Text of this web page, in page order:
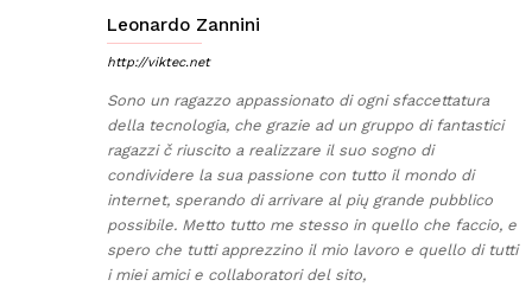
Leonardo Zannini
http://viktec.net
Sono un ragazzo appassionato di ogni sfaccettatura
della tecnologia, che grazie ad un gruppo di fantastici
ragazzi č riuscito a realizzare il suo sogno di
condividere la sua passione con tutto il mondo di
internet, sperando di arrivare al pių grande pubblico
possibile. Metto tutto me stesso in quello che faccio, e
spero che tutti apprezzino il mio lavoro e quello di tutti
i miei amici e collaboratori del sito,